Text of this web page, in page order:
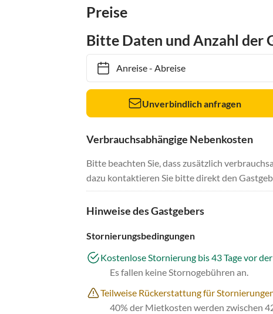
Preise
Bitte Daten und Anzahl der
Anreise- Abreise
Unverbindlich anfragen
Verbrauchsabhängige Nebenkosten
Bitte beachten Sie, dass zusätzlich
dazu kontaktieren Sie bitte direkt den
Hinweise des Gastgebers
Stornierungsbedingungen
Kostenlose Stornierung bis 43 Tage vor
Es fallen keine Stornogebühren an.
Teilweise Rückerstattung für
40% der Mietkosten werden zwischen